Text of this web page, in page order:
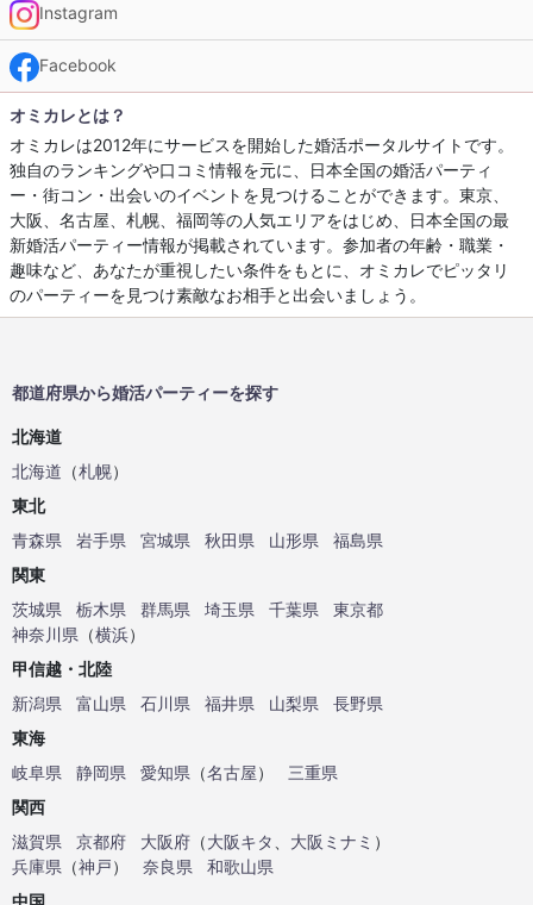
Instagram
Facebook
オミカレとは？
オミカレは2012年にサービスを開始した婚活ポータルサイトです。
独自のランキングや口コミ情報を元に、日本全国の婚活パーティ
ー・街コン・出会いのイベントを見つけることができます。東京、
大阪、名古屋、札幌、福岡等の人気エリアをはじめ、日本全国の最
新婚活パーティー情報が掲載されています。参加者の年齢・職業・
趣味など、あなたが重視したい条件をもとに、オミカレでピッタリ
のパーティーを見つけ素敵なお相手と出会いましょう。
都道府県から婚活パーティーを探す
北海道
北海道 （札幌）
東北
青森県
岩手県 宮城県 秋田県 山形県
福島県
関東
茨城県
栃木県 群馬県 埼玉県 千葉県
東京都
神奈川県 （横浜）
甲信越・北陸
新潟県
富山県 石川県 福井県 山梨県
長野県
東海
岐阜県
静岡県 愛知県 （名古屋）
三重県
関西
滋賀県
京都府 大阪府 （大阪キタ 大阪ミナミ ）
兵庫県 （神戸） 奈良県
和歌山県